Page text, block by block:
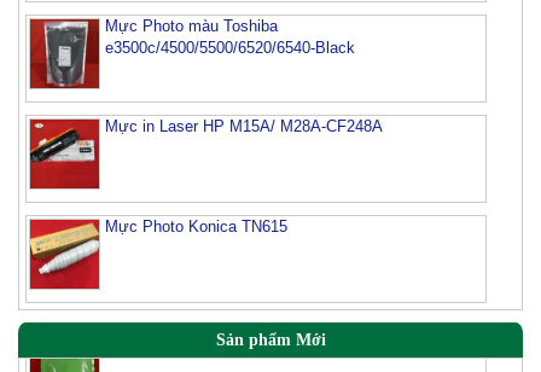
Mực Photo màu Toshiba
e3500c/4500/5500/6520/6540-Black
Mực in Laser HP M15A/ M28A-CF248A
Mực Photo Konica TN615
Sản phẩm Mới
3554SP
Tham Khảo
Tham Khảo
Tham Khảo